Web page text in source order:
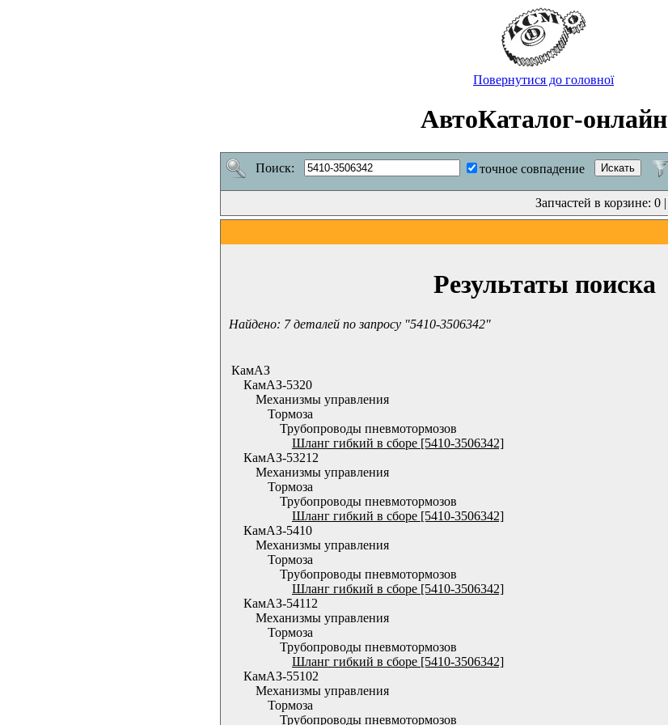
Повернутися до головної
АвтоКаталог-онлайн
Поиск: точное совпадение
Запчастей в корзине: 0 |
Результаты поиска
Найдено: 7 деталей по запросу "5410-3506342"
КамАЗ
КамАЗ-5320
Механизмы управления
Тормоза
Трубопроводы пневмотормозов
Шланг гибкий в сборе [5410-3506342]
КамАЗ-53212
Механизмы управления
Тормоза
Трубопроводы пневмотормозов
Шланг гибкий в сборе [5410-3506342]
КамАЗ-5410
Механизмы управления
Тормоза
Трубопроводы пневмотормозов
Шланг гибкий в сборе [5410-3506342]
КамАЗ-54112
Механизмы управления
Тормоза
Трубопроводы пневмотормозов
Шланг гибкий в сборе [5410-3506342]
КамАЗ-55102
Механизмы управления
Тормоза
Трубопроводы пневмотормозов